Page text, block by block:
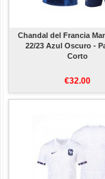
Chandal del Francia
22/23 Azul Oscuro -
Corto
€32.00